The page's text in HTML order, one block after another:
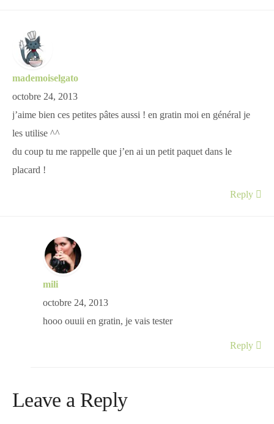
mademoiselgato
octobre 24, 2013
j’aime bien ces petites pâtes aussi ! en gratin moi en général je
les utilise ^^
du coup tu me rappelle que j’en ai un petit paquet dans le
placard !
Reply
mili
octobre 24, 2013
hooo ouuii en gratin, je vais tester
Reply
Leave a Reply